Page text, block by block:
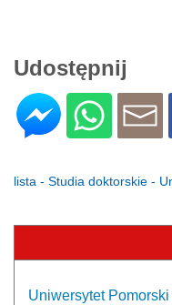
Udostępnij
lista - Studia doktorskie -
Uniwersytet